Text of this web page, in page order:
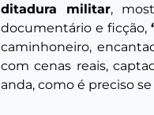
ditadura militar,
documentário e ficção,
caminhoneiro,
com cenas reais,
anda, como é preciso